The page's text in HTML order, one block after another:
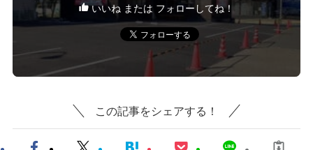
いいね または フォローしてね！
この記事をシェアする！